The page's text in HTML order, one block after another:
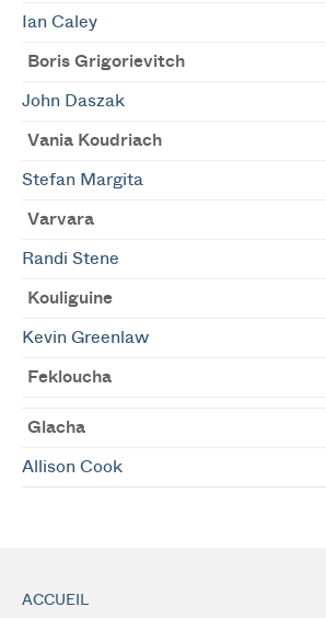
Ian Caley
Boris Grigorievitch
John Daszak
Vania Koudriach
Stefan Margita
Varvara
Randi Stene
Kouliguine
Kevin Greenlaw
Fekloucha
Glacha
Allison Cook
ACCUEIL